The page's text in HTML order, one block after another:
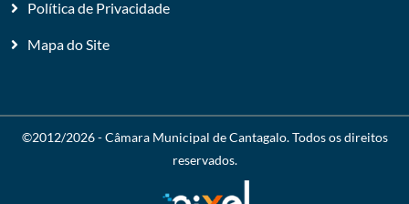
Política de Privacidade
Mapa do Site
©2012/2026 -Câmara Municipal de Cantagalo. Todos os direitos
reservados.